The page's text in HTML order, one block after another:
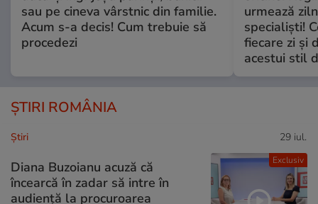
sau pe cineva vârstnic din familie.
Acum s-a decis! Cum trebuie să
procedezi
urmează
specialiști!
fiecare zi și
acestui stil
ȘTIRI ROMÂNIA
Exclusiv
Ştiri 29 iul.
Diana Buzoianu acuză că
încearcă în zadar să intre în
audiență la procuroarea